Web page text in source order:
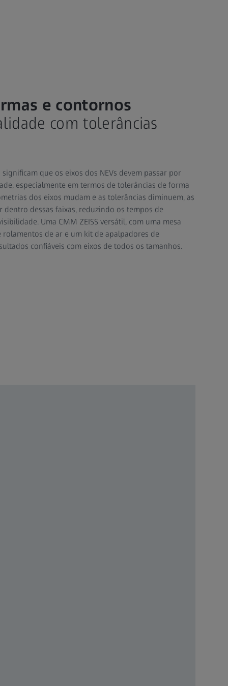
e contornos
com tolerâncias
que os eixos dos NEVs devem passar por
especialmente em termos de tolerâncias de forma
dos eixos mudam e as tolerâncias diminuem, as
dessas faixas, reduzindo os tempos de
Uma CMM ZEISS versátil, com uma mesa
de ar e um kit de apalpadores de
confiáveis com eixos de todos os tamanhos.